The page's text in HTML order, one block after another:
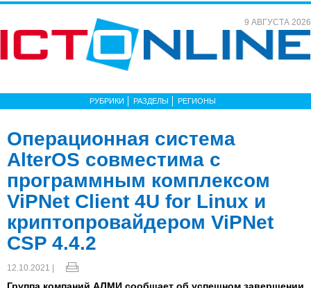
9 АВГУСТА 2026
РУБРИКИ РАЗДЕЛЫ РЕГИОНЫ
Операционная система
AlterOS совместима с
программным комплексом
ViPNet Client 4U for Linux и
криптопровайдером ViPNet
CSP 4.4.2
12.10.2021 |